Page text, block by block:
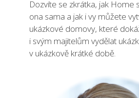
Dozvíte se zkrátka, jak Home
ona sama a jak i vy můžete
ukázkové domovy, které
i svým majitelům vydělat
v ukázkově krátké době.